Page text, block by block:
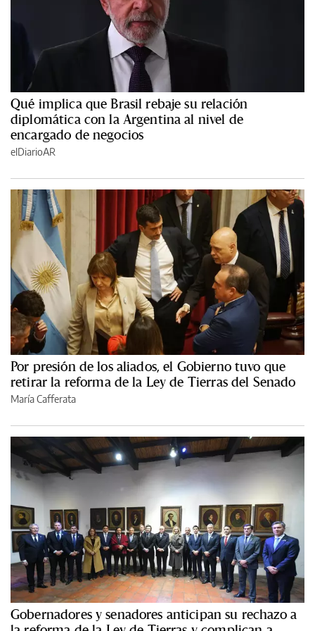
Qué implica que Brasil rebaje su relación
diplomática con la Argentina al nivel de
encargado de negocios
elDiarioAR
Por presión de los aliados, el Gobierno tuvo que
retirar la reforma de la Ley de Tierras del Senado
María Cafferata
Gobernadores y senadores anticipan su rechazo a